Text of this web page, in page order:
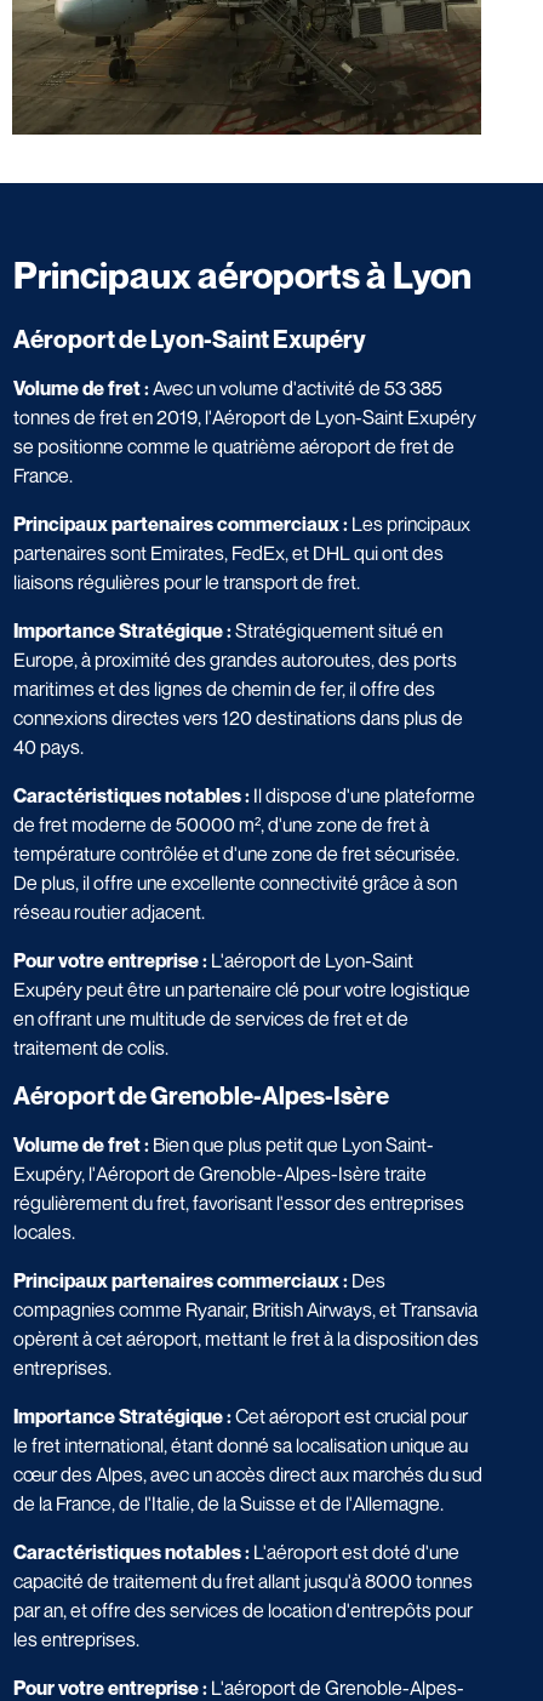
Principaux aéroports à Lyon
Aéroport de Lyon-Saint Exupéry
Volume de fret :Avec un volume d'activité de 53 385
tonnes de fret en 2019, l'Aéroport de Lyon-Saint Exupéry
se positionne comme le quatrième aéroport de fret de
France.
Principaux partenaires commerciaux : Les principaux
partenaires sont Emirates, FedEx, et DHL qui ont des
liaisons régulières pour le transport de fret.
Importance Stratégique :Stratégiquement situé en
Europe, à proximité des grandes autoroutes, des ports
maritimes et des lignes de chemin de fer, il offre des
connexions directes vers 120 destinations dans plus de
40 pays.
Caractéristiques notables : Il dispose d'une plateforme
de fret moderne de 50000 m², d'une zone de fret à
température contrôlée et d'une zone de fret sécurisée.
De plus, il offre une excellente connectivité grâce à son
réseau routier adjacent.
Pour votre entreprise : L'aéroport de Lyon-Saint
Exupéry peut être un partenaire clé pour votre logistique
en offrant une multitude de services de fret et de
traitement de colis.
Aéroport de Grenoble-Alpes-Isère
Volume de fret : Bien que plus petit que Lyon Saint-
Exupéry, l'Aéroport de Grenoble-Alpes-Isère traite
régulièrement du fret, favorisant l'essor des entreprises
locales.
Principaux partenaires commerciaux : Des
compagnies comme Ryanair, British Airways, et Transavia
opèrent à cet aéroport, mettant le fret à la disposition des
entreprises.
Importance Stratégique :Cet aéroport est crucial pour
le fret international, étant donné sa localisation unique au
cœur des Alpes, avec un accès direct aux marchés du sud
de la France, de l'Italie, de laSuisse et de l'Allemagne.
Caractéristiques notables : L'aéroport est doté d'une
capacité de traitement du fret allant jusqu'à 8000 tonnes
par an, et offre des services de location d'entrepôts pour
les entreprises.
Pour votre entreprise : L'aéroport de Grenoble-Alpes-